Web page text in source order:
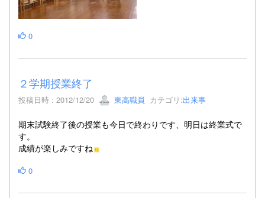
0
２学期授業終了
投稿日時 : 2012/12/20 東高職員 カテゴリ:出来事
期末試験終了後の授業も今日で終わりです、明日は終業式で
す。
成績が楽しみですね
0